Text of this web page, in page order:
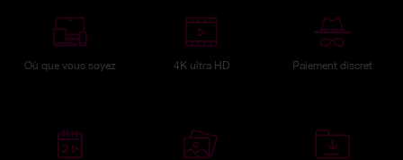
Où que vous soyez 4K ultra HD Paiement discret